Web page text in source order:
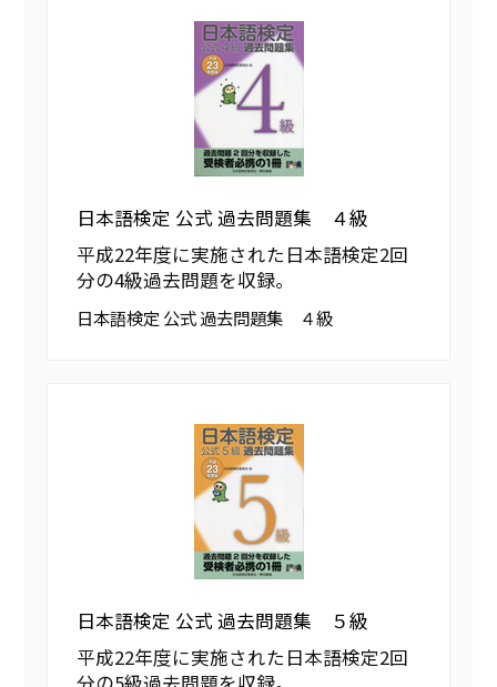
日本語検定 公式 過去問題集 ４級
平成22年度に実施された日本語検定2回
分の4級過去問題を収録。
日本語検定 公式 過去問題集 ４級
日本語検定 公式 過去問題集 ５級
平成22年度に実施された日本語検定2回